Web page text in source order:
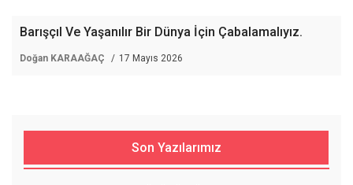
Barışçıl Ve Yaşanılır Bir Dünya İçin Çabalamalıyız.
Doğan KARAAĞAÇ 17 Mayıs 2026
Son Yazılarımız